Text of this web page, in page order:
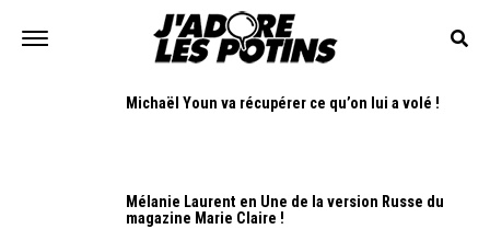
Michaël Youn va récupérer ce qu’on lui a volé !
Mélanie Laurent en Une de la version Russe du
magazine Marie Claire !